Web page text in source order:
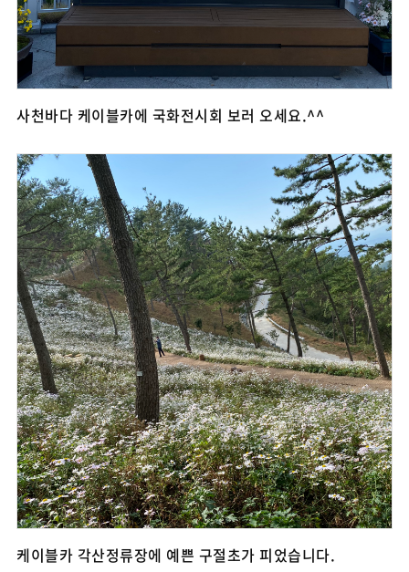
사천바다 케이블카에 국화전시회 보러 오세요.^^
케이블카 각산정류장에 예쁜 구절초가 피었습니다.